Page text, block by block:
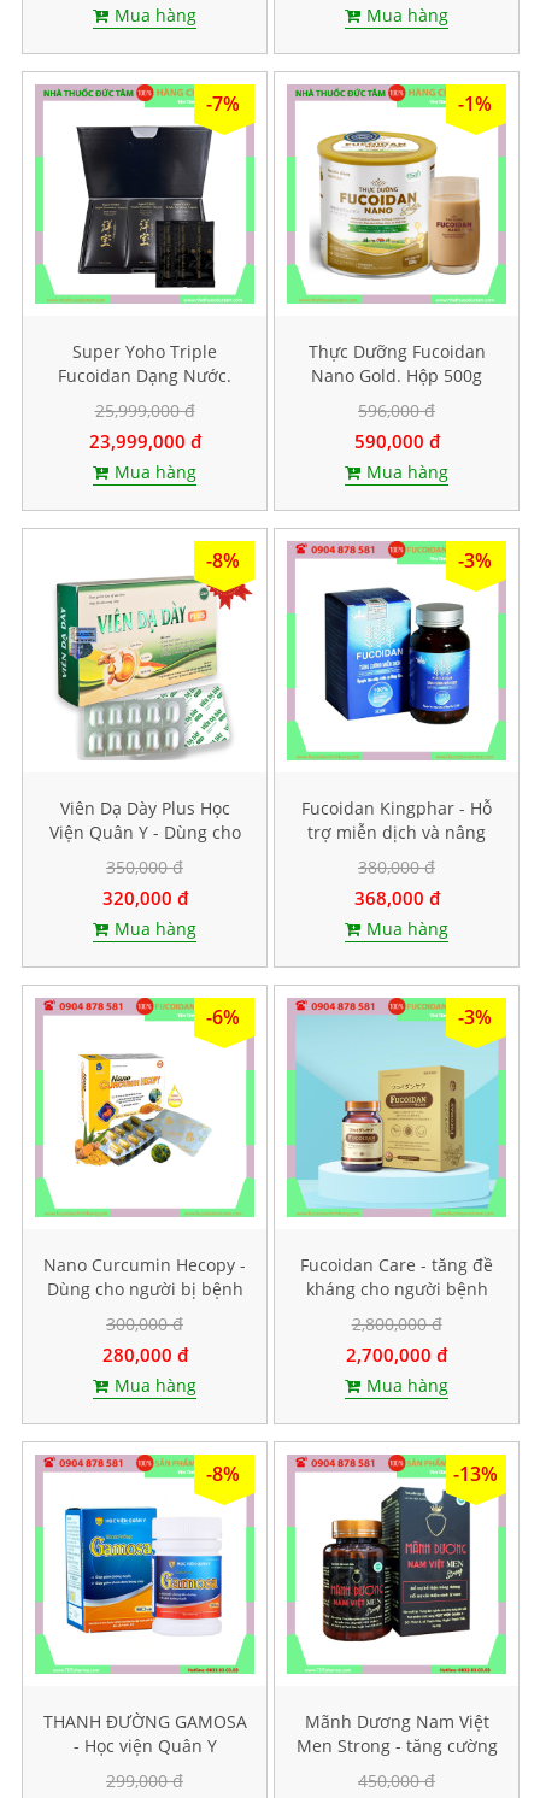
Mua hàng Mua hàng
-7%
Super Yoho Triple
Fucoidan Dạng Nước.
Hộp 60 gói
25,999,000 đ
23,999,000 đ
Mua hàng
-1%
Thực Dưỡng Fucoidan
Nano Gold. Hộp 500g
596,000 đ
590,000 đ
Mua hàng
-8%
Viên Dạ Dày Plus Học
Viện Quân Y - Dùng cho
người bị bệnh dạ dày.
Hộp 30 viên
350,000 đ
320,000 đ
Mua hàng
-3%
Fucoidan Kingphar - Hỗ
trợ miễn dịch và nâng
cao sức đề kháng, Hộp 40
viên
380,000 đ
368,000 đ
Mua hàng
-6%
Nano Curcumin Hecopy -
Dùng cho người bị bệnh
dạ dày. Hộp 60 viên
300,000 đ
280,000 đ
Mua hàng
-3%
Fucoidan Care - tăng đề
kháng cho người bệnh
ung thư, Hộp 60 viên
nang cứng
2,800,000 đ
2,700,000 đ
Mua hàng
-8%
THANH ĐƯỜNG GAMOSA
- Học viện Quân Y
299,000 đ
-13%
Mãnh Dương Nam Việt
Men Strong - tăng cường
sinh lý nam
450,000 đ